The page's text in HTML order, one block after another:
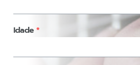
Idade *